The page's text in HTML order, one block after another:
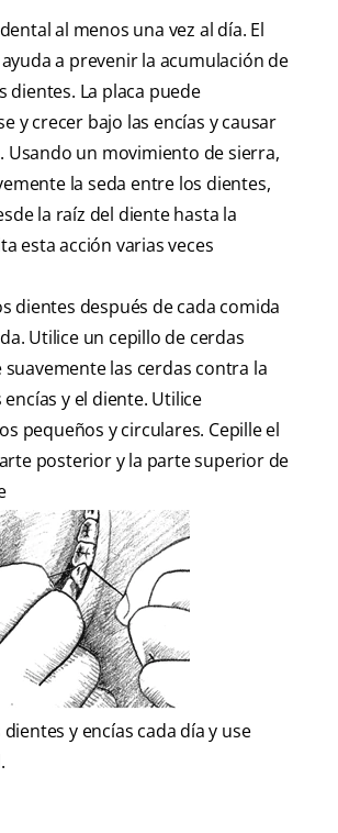
al menos una vez al día. El
a prevenir la acumulación de
dientes. La placa puede
y crecer bajo las encías y causar
Usando un movimiento de sierra,
la seda entre los dientes,
la raíz del diente hasta la
esta acción varias veces
dientes después de cada comida
Utilice un cepillo de cerdas
suavemente las cerdas contra la
encías y el diente. Utilice
pequeños y circulares. Cepille el
posterior y la parte superior de
dientes y encías cada día y use